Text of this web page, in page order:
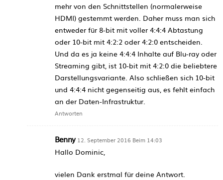
mehr von den Schnittstellen (normalerweise
HDMI) gestemmt werden. Daher muss man sich
entweder für 8-bit mit voller 4:4:4 Abtastung
oder 10-bit mit 4:2:2 oder 4:2:0 entscheiden.
Und da es ja keine 4:4:4 Inhalte auf Blu-ray oder
Streaming gibt, ist 10-bit mit 4:2:0 die beliebtere
Darstellungsvariante. Also schließen sich 10-bit
und 4:4:4 nicht gegenseitig aus, es fehlt einfach
an der Daten-Infrastruktur.
Antworten
Benny 12. September 2016 Beim 14:03
Hallo Dominic,
vielen Dank erstmal für deine Antwort.